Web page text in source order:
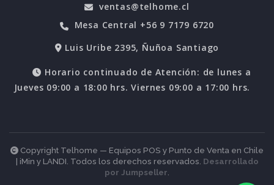
ventas@telhome.cl
Mesa Central +56 9 7179 6720
Luis Uribe 2395, Ñuñoa Santiago
Horario continuado de Atención: de lunes a
Jueves 09:00 a 18:00 hrs. Viernes 09:00 a 17:00 hrs.
Copyright Telhome — Equipos POS y Punto de Venta en Chile
| iMin y LANDI. Todos los derechos reservados. Desarrollado
por Jumpseller